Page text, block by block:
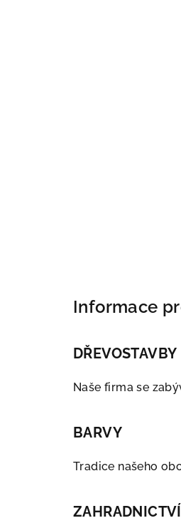
Informace
DŘEVOSTAVBY
Naše firma se
BARVY
Tradice našeho
ZAHRADNICTVÍ